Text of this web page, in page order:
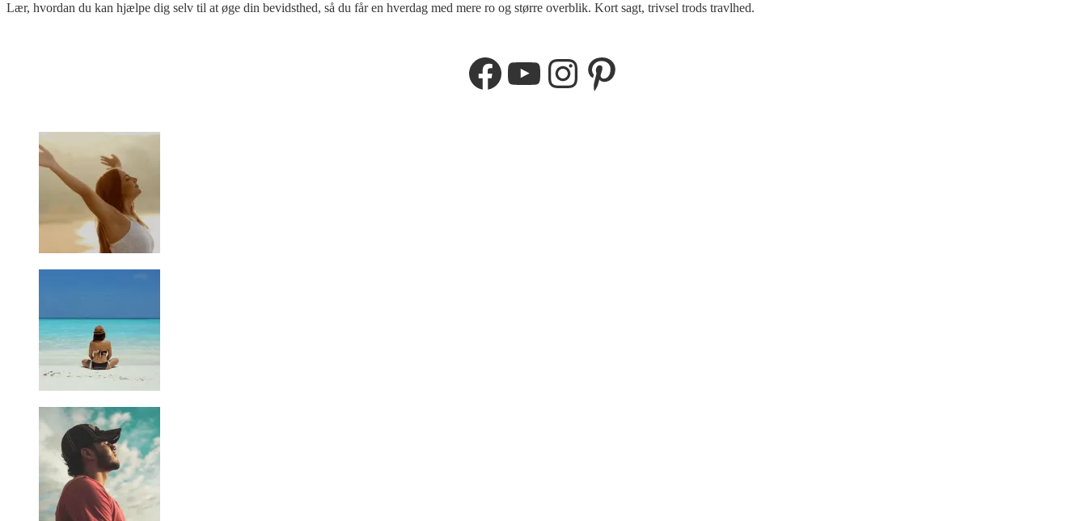
Lær, hvordan du kan hjælpe dig selv til at øge din bevidsthed, så du får en hverdag med mere ro og større overblik. Kort sagt, trivsel trods travlhed.
Facebook
YouTube
Instagram
Pinterest